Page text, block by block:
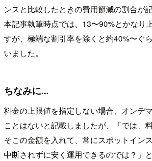
ンスと比較したときの費用節減の割合が
本記事執筆時点では、13〜90%とかなり
すが、極端な割引率を除くと約40%〜ぐ
いました。
ちなみに...
料金の上限値を指定しない場合、オンデ
ことはないと記載しましたが、「では、
そこの金額を入れて、常にスポットイン
中断されずに安く運用できるのでは？」